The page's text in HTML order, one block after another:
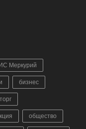
Меркурий
бизнес
общество